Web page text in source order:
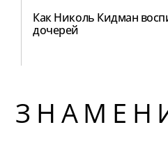
Как Николь Кидман
дочерей